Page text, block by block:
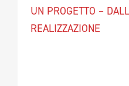
UN PROGETTO –
REALIZZAZIONE